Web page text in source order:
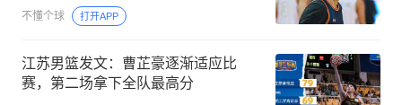
不懂个球 打开APP
江苏男篮发文：曹芷豪逐渐适应比
赛，第二场拿下全队最高分